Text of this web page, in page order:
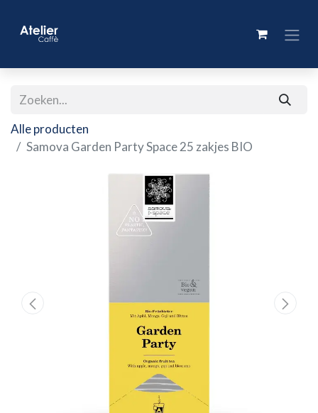
Alle producten
Samova Garden Party Space 25 zakjes BIO